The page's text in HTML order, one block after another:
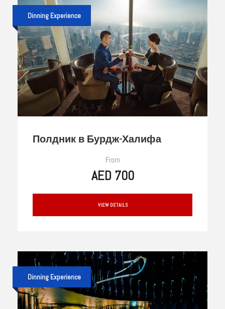
Dinning Experience
Полдник в Бурдж-Халифа
From
AED 700
VIEW DETAILS
Dinning Experience